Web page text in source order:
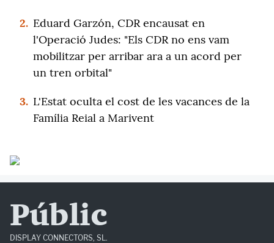
2. Eduard Garzón, CDR encausat en
l'Operació Judes: "Els CDR no ens vam
mobilitzar per arribar ara a un acord per
un tren orbital"
3. L'Estat oculta el cost de les vacances de la
Família Reial a Marivent
Públic
DISPLAY CONNECTORS, SL.